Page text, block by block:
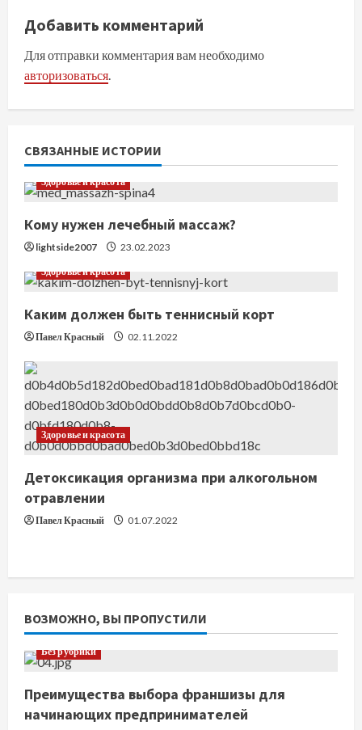
л
ж
и
т
ь
ч
т
е
н
и
е
Добавить комментарий
Для отправки комментария вам необходимо
авторизоваться.
СВЯЗАННЫЕ ИСТОРИИ
Здоровье и красота
Кому нужен лечебный массаж?
lightside2007
23.02.2023
Здоровье и красота
Каким должен быть теннисный корт
Павел Красный 02.11.2022
Здоровье и красота
Детоксикация организма при алкогольном
отравлении
Павел Красный 01.07.2022
ВОЗМОЖНО, ВЫ ПРОПУСТИЛИ
Без рубрики
Преимущества выбора франшизы для
начинающих предпринимателей